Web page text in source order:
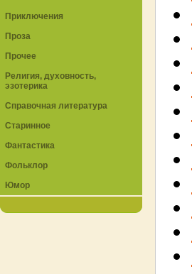
Приключения
Проза
Прочее
Религия, духовность,
эзотерика
Справочная литература
Старинное
Фантастика
Фольклор
Юмор